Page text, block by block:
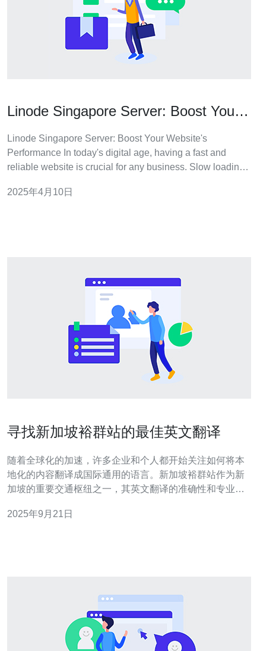
Linode Singapore Server: Boost Your
Linode Singapore Server: Boost Your Website's
Performance In today's digital age, having a fast and
reliable website is crucial for any business. Slow loading
2025年4月10日
寻找新加坡裕群站的最佳英文翻译
随着全球化的加速，许多企业和个人都开始关注如何将本
地化的内容翻译成国际通用的语言。新加坡裕群站作为新
加坡的重要交通枢纽之一，其英文翻译的准确性和专业性
坡裕群站的最佳英文翻译，并结合相关的服务器、VPS、
2025年9月21日